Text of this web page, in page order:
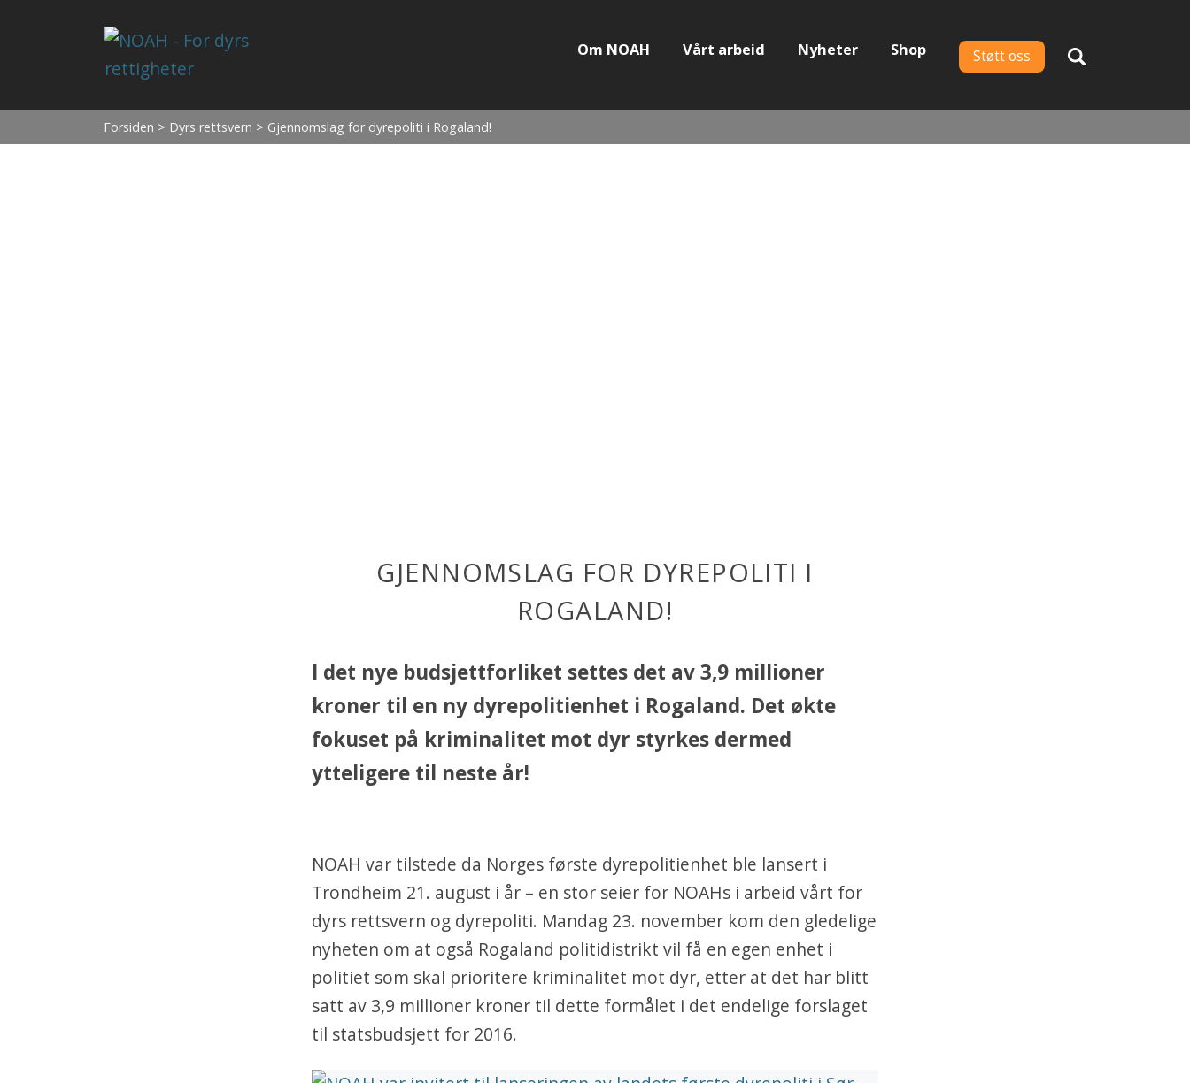
Støtt oss
Om NOAH Vårt arbeid Nyheter Shop
Forsiden > Dyrs rettsvern > Gjennomslag for dyrepoliti i Rogaland!
GJENNOMSLAG FOR DYREPOLITI I
ROGALAND!
I det nye budsjettforliket settes det av 3,9 millioner
kroner til en ny dyrepolitienhet i Rogaland. Det økte
fokuset på kriminalitet mot dyr styrkes dermed
ytteligere til neste år!
NOAH var tilstede da Norges første dyrepolitienhet ble lansert i
Trondheim 21. august i år – en stor seier for NOAHs i arbeid vårt for
dyrs rettsvern og dyrepoliti. Mandag 23. november kom den gledelige
nyheten om at også Rogaland politidistrikt vil få en egen enhet i
politiet som skal prioritere kriminalitet mot dyr, etter at det har blitt
satt av 3,9 millioner kroner til dette formålet i det endelige forslaget
til statsbudsjett for 2016.